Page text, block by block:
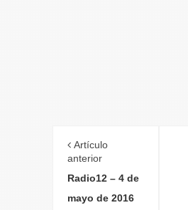
Artículo
anterior
Radio12 – 4 de
mayo de 2016